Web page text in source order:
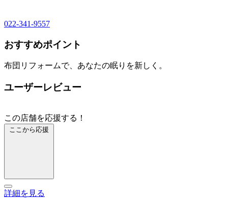
022-341-9557
おすすめポイント
布団リフォームで、あなたの眠りを新しく。
ユーザーレビュー
この店舗を応援する！
ここから応援
詳細を見る